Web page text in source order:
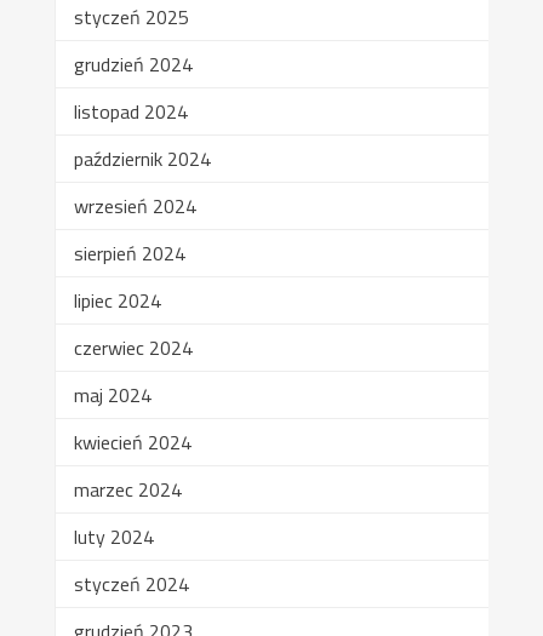
styczeń 2025
grudzień 2024
listopad 2024
październik 2024
wrzesień 2024
sierpień 2024
lipiec 2024
czerwiec 2024
maj 2024
kwiecień 2024
marzec 2024
luty 2024
styczeń 2024